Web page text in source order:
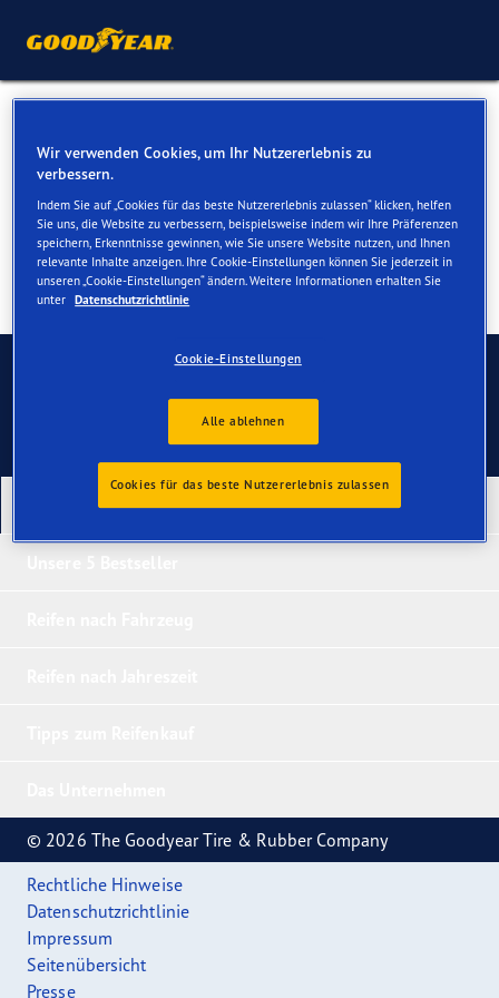
One
Kontaktieren Sie uns
Unsere neuesten Produkte
© 2026 The Goodyear Tire & Rubber Company
Rechtliche Hinweise
Datenschutzrichtlinie
Impressum
Seitenübersicht
Presse
Wir verwenden Cookies, um Ihr Nutzererlebnis zu
verbessern.
Indem Sie auf „Cookies für das beste Nutzererlebnis zulassen“ klicken, helfen
Sie uns, die Website zu verbessern, beispielsweise indem wir Ihre Präferenzen
speichern, Erkenntnisse gewinnen, wie Sie unsere Website nutzen, und Ihnen
relevante Inhalte anzeigen. Ihre Cookie-Einstellungen können Sie jederzeit in
unseren „Cookie-Einstellungen“ ändern. Weitere Informationen erhalten Sie
unter Datenschutzrichtlinie
Cookie-Einstellungen
Alle ablehnen
Cookies für das beste Nutzererlebnis zulassen